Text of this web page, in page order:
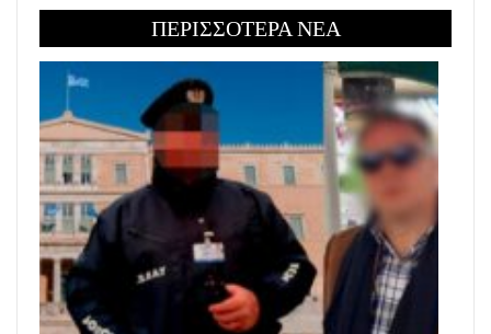
ΠΕΡΙΣΣΟΤΕΡΑ ΝΕΑ